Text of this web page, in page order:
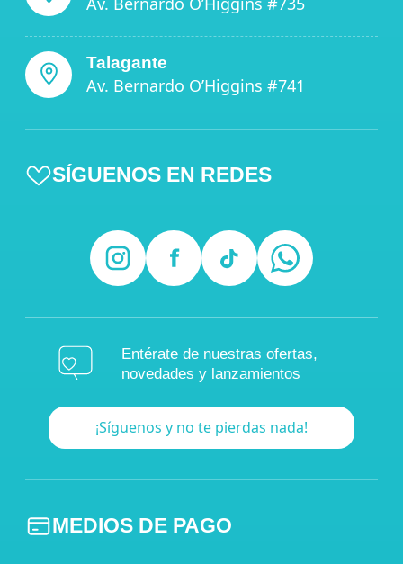
Talagante
Av. Bernardo O’Higgins #741
SÍGUENOS EN REDES
Entérate de nuestras ofertas,
novedades y lanzamientos
¡Síguenos y no te pierdas nada!
MEDIOS DE PAGO